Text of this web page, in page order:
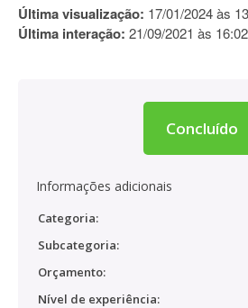
Última visualização: 17/01/2024 às
Última interação: 21/09/2021 às 16:02
Concluído
Informações adicionais
Categoria:
Subcategoria:
Orçamento:
Nível de experiência: